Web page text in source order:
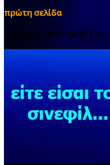
πρώτη σελίδα
filmy.gr © 2017-2025 | all